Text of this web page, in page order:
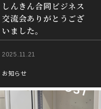
しんきん合同ビジネス
交流会ありがとうござ
いました。
2025.11.21
お知らせ